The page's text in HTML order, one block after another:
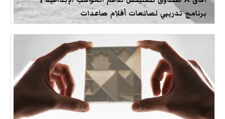
برنامج تدريبي لصانعات أفلام صاعدات